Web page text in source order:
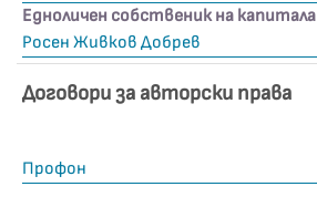
Едноличен собственик на капитала
Росен Живков Добрев
Договори за авторски права
Профон